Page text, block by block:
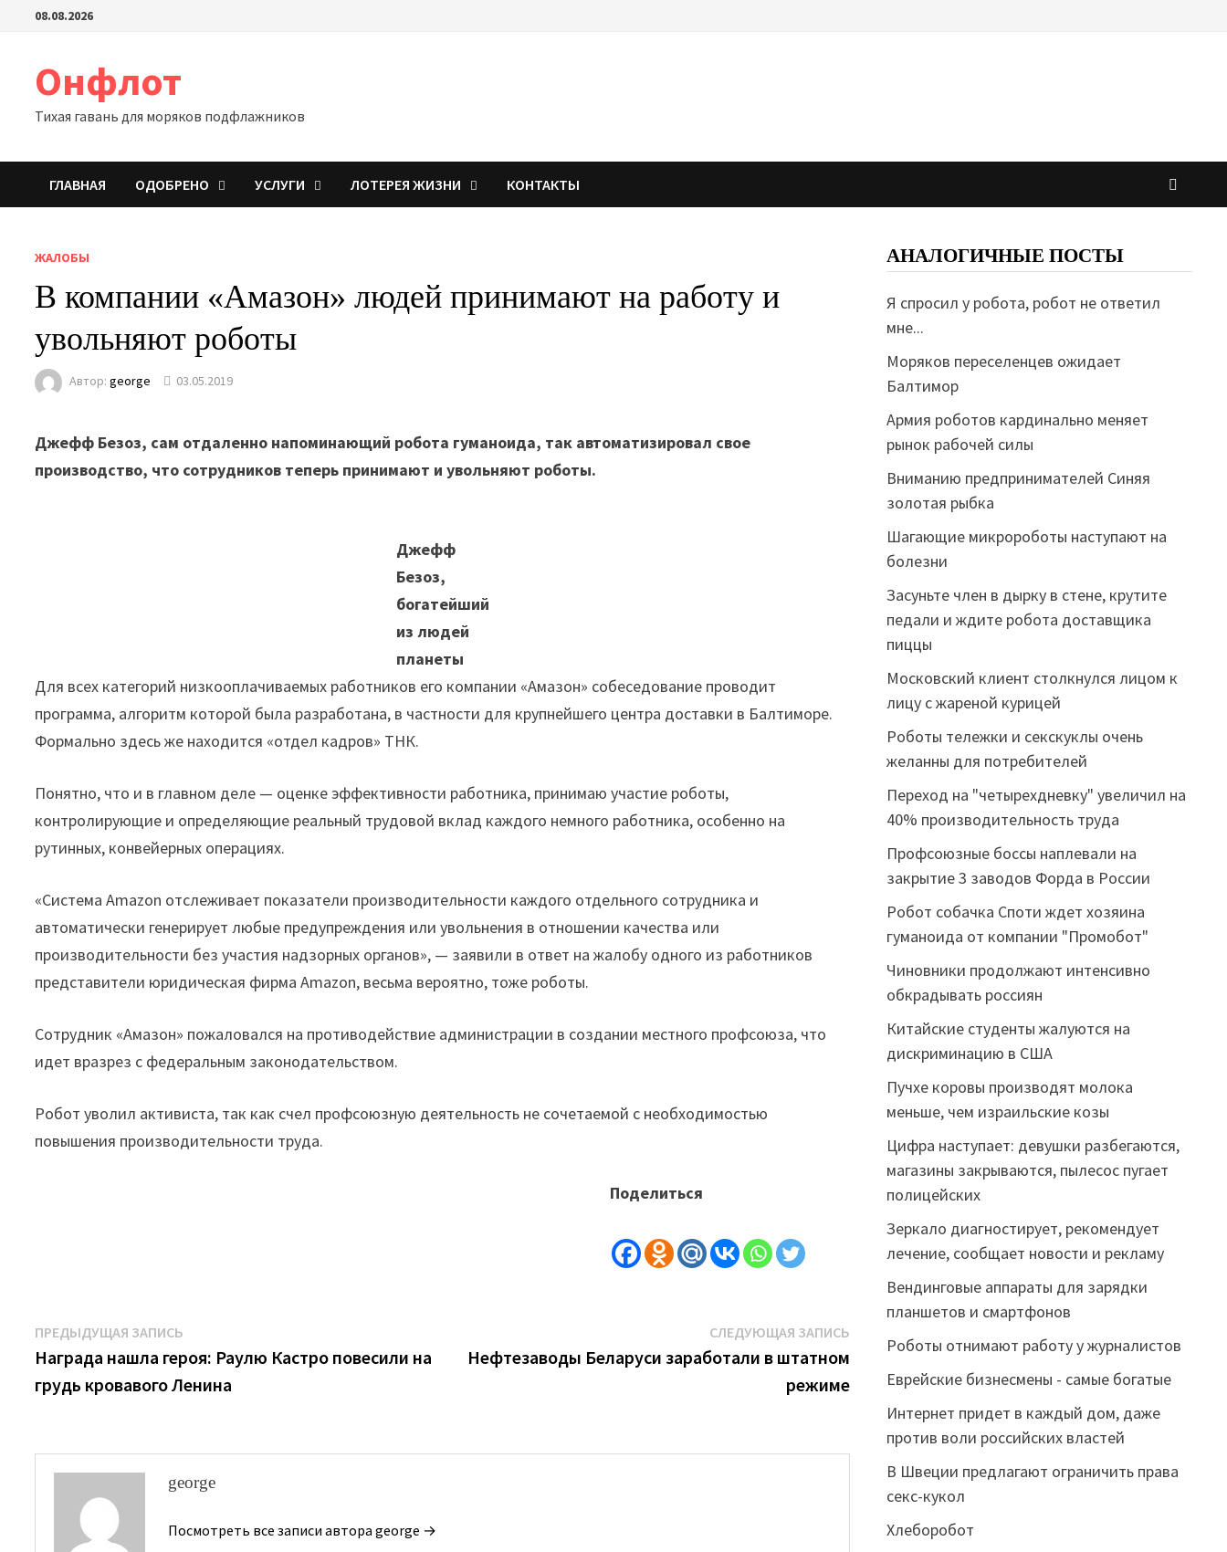
Перейти08.08.2026
Онфлот
Тихая гавань для моряков подфлажников
ГЛАВНАЯ ОДОБРЕНО УСЛУГИ ЛОТЕРЕЯ ЖИЗНИ КОНТАКТЫ
ЖАЛОБЫ
В компании «Амазон» людей принимают на работу и
увольняют роботы
Автор:george 03.05.2019
Джефф Безоз, сам отдаленно напоминающий робота гуманоида, так автоматизировал свое
производство, что сотрудников теперь принимают и увольняют роботы.
Джефф
Безоз,
богатейший
из людей
планеты
Для всех категорий низкооплачиваемых работников его компании «Амазон» собеседование проводит
программа, алгоритм которой была разработана, в частности для крупнейшего центра доставки в Балтиморе.
Формально здесь же находится «отдел кадров» ТНК.
Понятно, что и в главном деле — оценке эффективности работника, принимаю участие роботы,
контролирующие и определяющие реальный трудовой вклад каждого немного работника, особенно на
рутинных, конвейерных операциях.
«Система Amazon отслеживает показатели производительности каждого отдельного сотрудника и
автоматически генерирует любые предупреждения или увольнения в отношении качества или
производительности без участия надзорных органов», — заявили в ответ на жалобу одного из работников
представители юридическая фирма Amazon, весьма вероятно, тоже роботы.
Сотрудник «Амазон» пожаловался на противодействие администрации в создании местного профсоюза, что
идет вразрез с федеральным законодательством.
Робот уволил активиста, так как счел профсоюзную деятельность не сочетаемой с необходимостью
повышения производительности труда.
Поделиться
Навигация
по
записям
ПРЕДЫДУЩАЯ ЗАПИСЬ
запись:
Награда нашла героя: Раулю Кастро повесили на
грудь кровавого Ленина
СЛЕДУЮЩАЯ ЗАПИСЬСледующая
запись:
Нефтезаводы Беларуси заработали в штатном
режиме
george
Посмотреть все записи автора george →
АНАЛОГИЧНЫЕ ПОСТЫ
Я спросил у робота, робот не ответил
мне...
Моряков переселенцев ожидает
Балтимор
Армия роботов кардинально меняет
рынок рабочей силы
Вниманию предпринимателей Синяя
золотая рыбка
Шагающие микророботы наступают на
болезни
Засуньте член в дырку в стене, крутите
педали и ждите робота доставщика
пиццы
Московский клиент столкнулся лицом к
лицу с жареной курицей
Роботы тележки и секскуклы очень
желанны для потребителей
Переход на "четырехдневку" увеличил на
40% производительность труда
Профсоюзные боссы наплевали на
закрытие 3 заводов Форда в России
Робот собачка Споти ждет хозяина
гуманоида от компании "Промобот"
Чиновники продолжают интенсивно
обкрадывать россиян
Китайские студенты жалуются на
дискриминацию в США
Пучхе коровы производят молока
меньше, чем израильские козы
Цифра наступает: девушки разбегаются,
магазины закрываются, пылесос пугает
полицейских
Зеркало диагностирует, рекомендует
лечение, сообщает новости и рекламу
Вендинговые аппараты для зарядки
планшетов и смартфонов
Роботы отнимают работу у журналистов
Еврейские бизнесмены - самые богатые
Интернет придет в каждый дом, даже
против воли российских властей
В Швеции предлагают ограничить права
секс-кукол
Хлеборобот